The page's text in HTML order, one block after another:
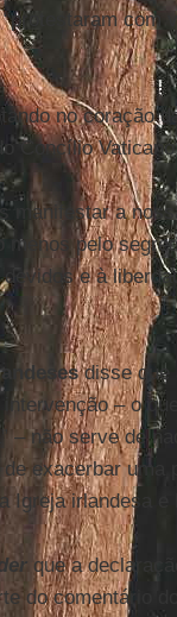
com
no coração
Concílio
manifestar a
pelo
e à
disse que
– o
– não serve de
de exacerbar
Igreja irlandesa e
que a
do comentário do